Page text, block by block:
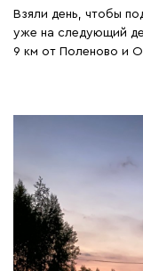
Взяли день, чтобы
уже на следующий
9 км от Поленово и